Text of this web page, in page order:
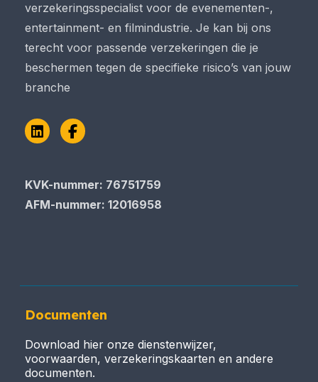
verzekeringsspecialist voor de evenementen-,
entertainment- en filmindustrie. Je kan bij ons
terecht voor passende verzekeringen die je
beschermen tegen de specifieke risico’s van jouw
branche
LinkedInFacebook
KVK-nummer: 76751759
AFM-nummer: 12016958
Documenten
Download hier onze dienstenwijzer,
voorwaarden, verzekeringskaarten en andere
documenten.